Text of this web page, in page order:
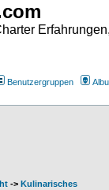
Benutzergruppen
-> Kulinarisches